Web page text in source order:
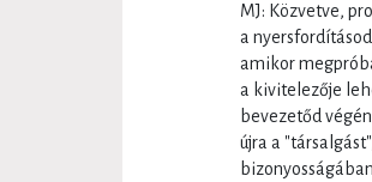
MJ: Közvetve,
a
amikor
a kivitelezője
bevezetőd
újra a